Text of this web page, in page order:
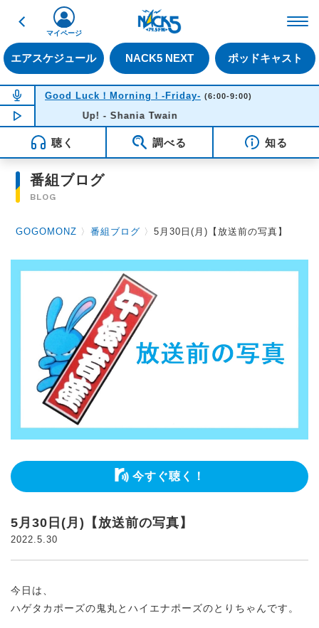
戻る
エアスケジュール NACK5 NEXT ポッドキャスト
マイページ
NOW ON AIR
Good Luck！Morning！-Friday- (6:00-9:00)
NOW PLAYING 07:13
Up! - Shania Twain
聴く 調べる 知る
番組ブログ
BLOG
GOGOMONZ 〉番組ブログ 〉5月30日(月)【放送前の写真】
今すぐ聴く！
5月30日(月)【放送前の写真】
2022.5.30
今日は、
ハゲタカポーズの鬼丸とハイエナポーズのとりちゃんです。